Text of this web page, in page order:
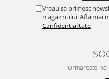
Automatizari porti culisante
Automatizari porti batante
Vreau sa primesc
magazinului. Afla mai
Confidentialitate
Urmareste-ne